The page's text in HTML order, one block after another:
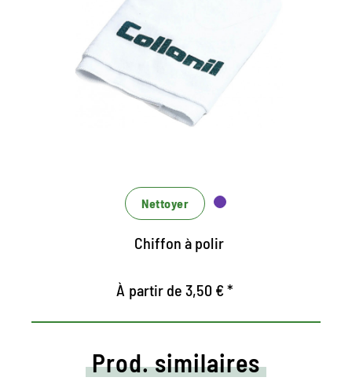
Convient à tous les produits de soin sur des
matériaux lisses
Aussi pour le polissage comme une finition
après le nettoyage et les soins
lavable, donc longue durée de vie
Nettoyer
Chiffon à polir
À partir de 3,50 € *
Prod. similaires